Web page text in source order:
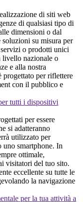
di siti web
di qualsiasi tipo di
dimensioni o dal
soluzioni su misura per
o prodotti unici
livello nazionale o
e alla nostra
progettato per riflettere
con il pubblico e
tutti i dispositivi
per essere
si adatteranno
utilizzato per
uno smartphone. In
ottimale,
visitatori del tuo sito.
eccellente su tutte le
la navigazione
per la tua attività a